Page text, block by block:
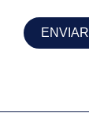
ENVIAR